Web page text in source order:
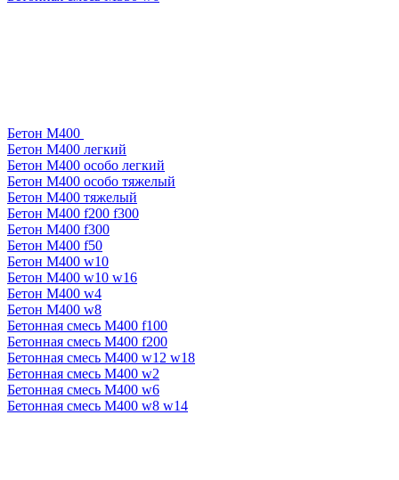
Бетон М400
Бетон М400 легкий
Бетон М400 особо легкий
Бетон М400 особо тяжелый
Бетон М400 тяжелый
Бетон М400 f200 f300
Бетон М400 f300
Бетон М400 f50
Бетон М400 w10
Бетон М400 w10 w16
Бетон М400 w4
Бетон М400 w8
Бетонная смесь М400 f100
Бетонная смесь М400 f200
Бетонная смесь М400 w12 w18
Бетонная смесь М400 w2
Бетонная смесь М400 w6
Бетонная смесь М400 w8 w14